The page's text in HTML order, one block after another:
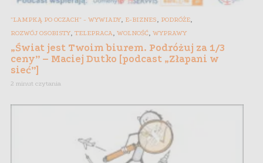
"LAMPKĄ PO OCZACH" - WYWIADY, E-BIZNES, PODRÓŻE,
ROZWÓJ OSOBISTY, TELEPRACA, WOLNOŚĆ, WYPRAWY
„Świat jest Twoim biurem. Podróżuj za 1/3
ceny” – Maciej Dutko [podcast „Złapani w
sieć”]
2 minut czytania